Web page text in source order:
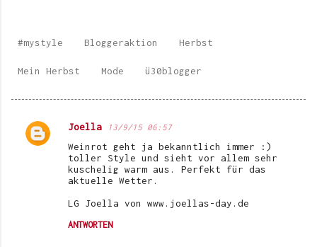
#mystyle Bloggeraktion Herbst
Mein Herbst Mode ü30blogger
K
Joella 13/9/15 06:57
Weinrot geht ja bekanntlich immer :)
toller Style und sieht vor allem sehr
kuschelig warm aus. Perfekt für das
aktuelle Wetter.
LG Joella von www.joellas-day.de
ANTWORTEN